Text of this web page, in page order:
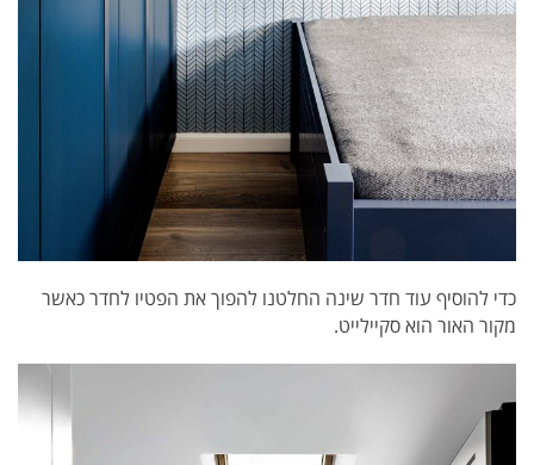
כדי להוסיף עוד חדר שינה החלטנו להפוך את הפטיו לחדר כאשר
מקור האור הוא סקיילייט.